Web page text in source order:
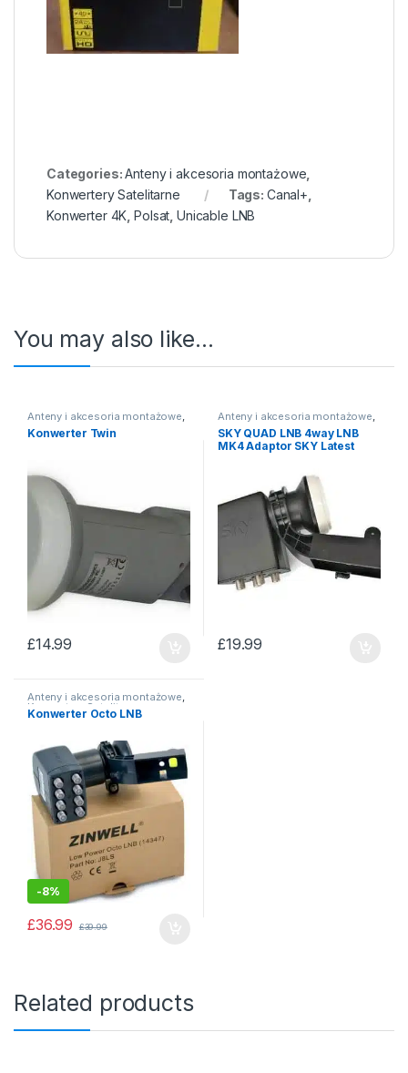
Categories:Anteny i akcesoria montażowe
Konwertery Satelitarne
Tags: Canal+
Konwerter 4K ,Polsat Unicable LNB
You may also like…
Anteny i akcesoria montażowe
Konwertery Satelitarne
Konwerter Twin
£14.99
Anteny i akcesoria montażowe
Konwertery Satelitarne
SKY QUAD LNB 4way LNB
MK4 Adaptor SKY Latest
£19.99
Anteny i akcesoria montażowe,
Konwertery Satelitarne
Konwerter Octo LNB
-8%
£36.99 £39.99
Related products